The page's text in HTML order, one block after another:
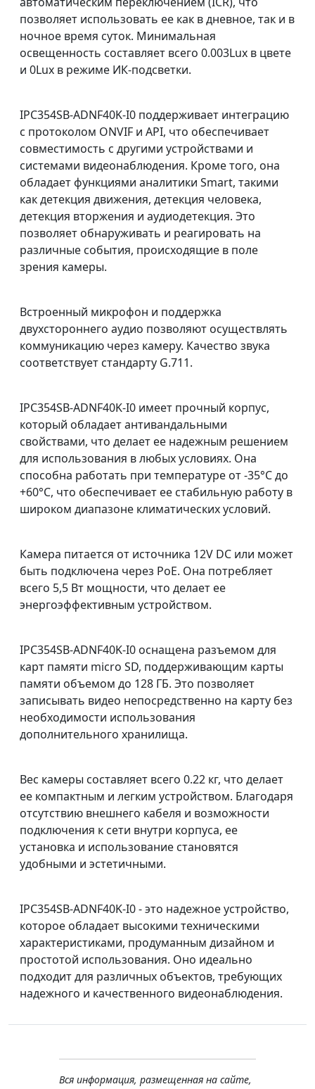
позволяет использовать ее как в дневное, так и в
ночное время суток. Минимальная
освещенность составляет всего 0.003Lux в цвете
и 0Lux в режиме ИК-подсветки.
IPC354SB-ADNF40K-I0 поддерживает интеграцию
с протоколом ONVIF и API, что обеспечивает
совместимость с другими устройствами и
системами видеонаблюдения. Кроме того, она
обладает функциями аналитики Smart, такими
как детекция движения, детекция человека,
детекция вторжения и аудиодетекция. Это
позволяет обнаруживать и реагировать на
различные события, происходящие в поле
зрения камеры.
Встроенный микрофон и поддержка
двухстороннего аудио позволяют осуществлять
коммуникацию через камеру. Качество звука
соответствует стандарту G.711.
IPC354SB-ADNF40K-I0 имеет прочный корпус,
который обладает антивандальными
свойствами, что делает ее надежным решением
для использования в любых условиях. Она
способна работать при температуре от -35°C до
+60°C, что обеспечивает ее стабильную работу в
широком диапазоне климатических условий.
Камера питается от источника 12V DC или может
быть подключена через PoE. Она потребляет
всего 5,5 Вт мощности, что делает ее
энергоэффективным устройством.
IPC354SB-ADNF40K-I0 оснащена разъемом для
карт памяти micro SD, поддерживающим карты
памяти объемом до 128 ГБ. Это позволяет
записывать видео непосредственно на карту без
необходимости использования
дополнительного хранилища.
Вес камеры составляет всего 0.22 кг, что делает
ее компактным и легким устройством. Благодаря
отсутствию внешнего кабеля и возможности
подключения к сети внутри корпуса, ее
установка и использование становятся
удобными и эстетичными.
IPC354SB-ADNF40K-I0 - это надежное устройство,
которое обладает высокими техническими
характеристиками, продуманным дизайном и
простотой использования. Оно идеально
подходит для различных объектов, требующих
надежного и качественного видеонаблюдения.
Вся информация, размещенная на сайте,